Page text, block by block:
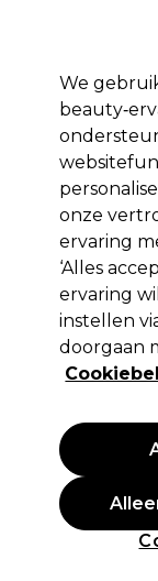
Merken Deals 🌟
Na
XP Oxycream
(19)
13,75 €
We
onze
ervaring
‘Alles
ervaring
instellen
doorgaan